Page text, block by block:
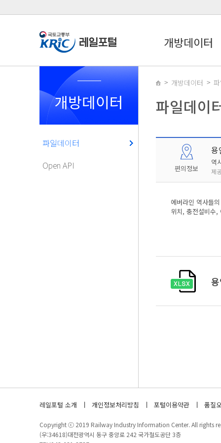
개방데이터
개방데이터
파일데이터
Open API
개방데이터
파일데이
편의정보
용
역
제
에버라인 역사들
위치, 충전설비수,
레일포털 소개 개인정보처리방침 포털이용약관 품질
Copyright ⓒ 2019 Railway Industry Information Center. All rights
(우:34618)대전광역시 동구 중앙로 242 국가철도공단 3층